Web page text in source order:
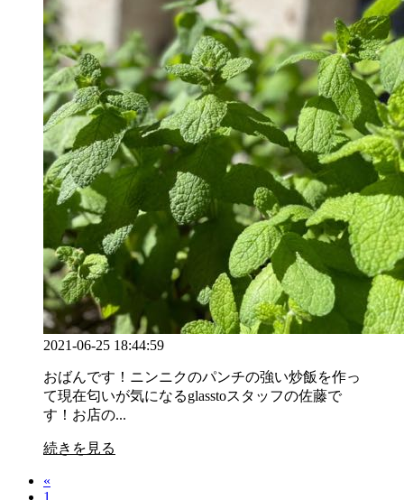
2021-06-25 18:44:59
おばんです！ニンニクのパンチの強い炒飯を作っ
て現在匂いが気になるglasstoスタッフの佐藤で
す！お店の...
続きを見る
«